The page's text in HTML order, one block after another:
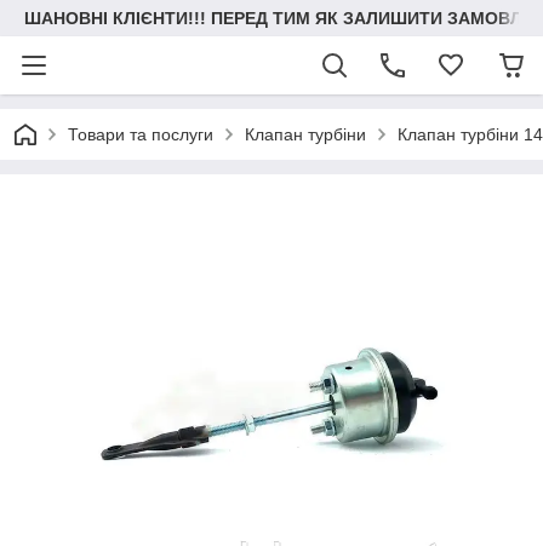
ШАНОВНІ КЛІЄНТИ!!! ПЕРЕД ТИМ ЯК ЗАЛИШИТИ
Товари та послуги Клапан турбіни Клапан турбіни